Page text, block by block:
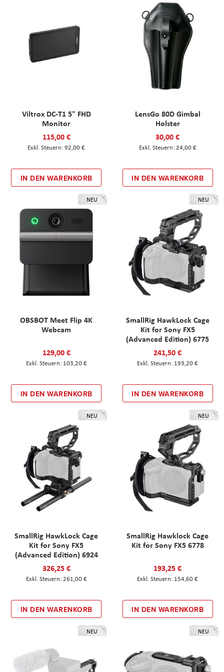
Viltrox DC-T1 5" FHD
Monitor
115,00 €
92,00 €
IN DEN WARENKORB
LensGo 80D Gimbal
Holster
30,00 €
24,00 €
IN DEN WARENKORB
NEU
OBSBOT Meet Flip 4K
Webcam
129,00 €
103,20 €
IN DEN WARENKORB
NEU
SmallRig HawkLock Cage
Kit for Sony FX5
(Advanced Edition) 6775
241,50 €
193,20 €
IN DEN WARENKORB
NEU
SmallRig HawkLock Cage
Kit for Sony FX5
(Advanced Edition) 6924
326,25 €
261,00 €
IN DEN WARENKORB
NEU
SmallRig Hawklock Cage
Kit for Sony FX5 6778
193,25 €
154,60 €
IN DEN WARENKORB
NEU NEU